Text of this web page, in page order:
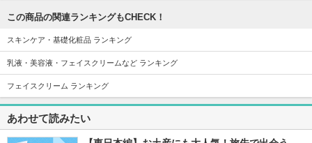
PDRN＋ デイリーマ
スク
リーム
この商品の関連ランキングもCHECK！
スキンケア・基礎化粧品 ランキング
乳液・美容液・フェイスクリームなど ランキング
フェイスクリーム ランキング
あわせて読みたい